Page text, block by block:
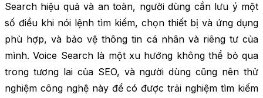
Search hiệu quả và an toàn, người dùng cần lưu ý một
số điều khi nói lệnh tìm kiếm, chọn thiết bị và ứng dụng
phù hợp, và bảo vệ thông tin cá nhân và riêng tư của
mình. Voice Search là một xu hướng không thể bỏ qua
trong tương lai của SEO, và người dùng cũng nên thử
nghiệm công nghệ này để có được trải nghiệm tìm kiếm